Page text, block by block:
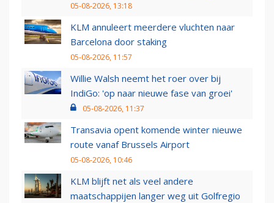
05-08-2026, 13:18
KLM annuleert meerdere vluchten naar
Barcelona door staking
05-08-2026, 11:57
Willie Walsh neemt het roer over bij
IndiGo: 'op naar nieuwe fase van groei'
05-08-2026, 11:37
Transavia opent komende winter nieuwe
route vanaf Brussels Airport
05-08-2026, 10:46
KLM blijft net als veel andere
maatschappijen langer weg uit Golfregio